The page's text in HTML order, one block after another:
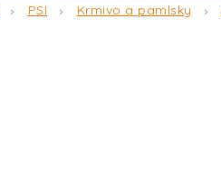
PSI Krmivo a pamlsky